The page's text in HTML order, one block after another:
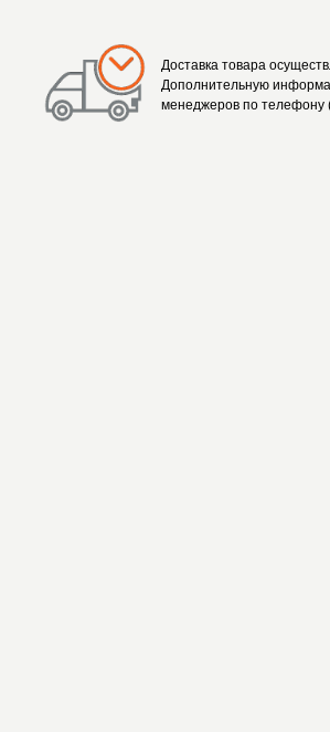
Доставка товара
Дополнительную
менеджеров по телефону